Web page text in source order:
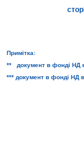
Примітка:
** документ в фонді НД
*** документ в фонді НД